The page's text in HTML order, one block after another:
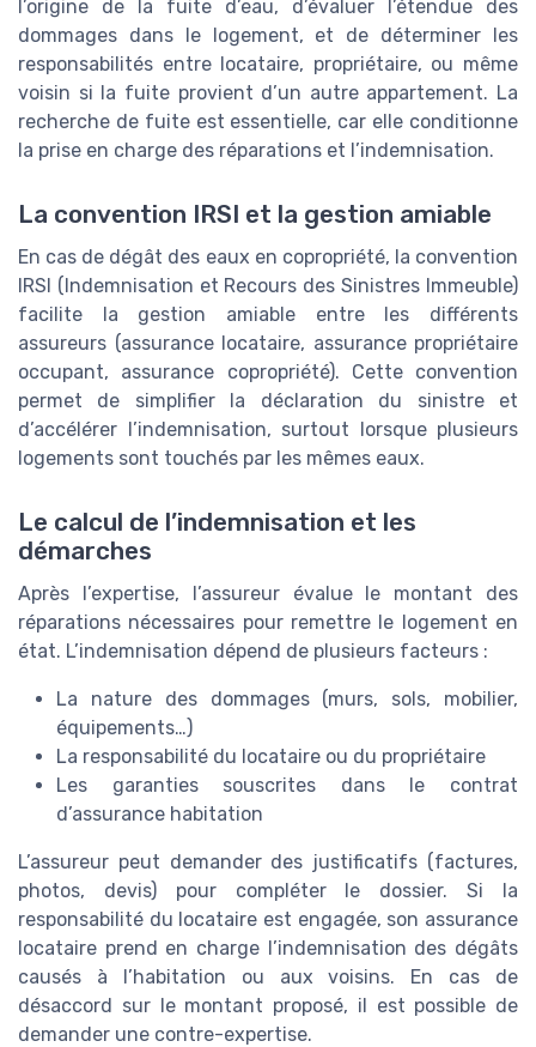
l’origine de la fuite d’eau, d’évaluer l’étendue des
dommages dans le logement, et de déterminer les
responsabilités entre locataire, propriétaire, ou même
voisin si la fuite provient d’un autre appartement. La
recherche de fuite est essentielle, car elle conditionne
la prise en charge des réparations et l’indemnisation.
La convention IRSI et la gestion amiable
En cas de dégât des eaux en copropriété, la convention
IRSI (Indemnisation et Recours des Sinistres Immeuble)
facilite la gestion amiable entre les différents
assureurs (assurance locataire, assurance propriétaire
occupant, assurance copropriété). Cette convention
permet de simplifier la déclaration du sinistre et
d’accélérer l’indemnisation, surtout lorsque plusieurs
logements sont touchés par les mêmes eaux.
Le calcul de l’indemnisation et les
démarches
Après l’expertise, l’assureur évalue le montant des
réparations nécessaires pour remettre le logement en
état. L’indemnisation dépend de plusieurs facteurs :
La nature des dommages (murs, sols, mobilier,
équipements…)
La responsabilité du locataire ou du propriétaire
Les garanties souscrites dans le contrat
d’assurance habitation
L’assureur peut demander des justificatifs (factures,
photos, devis) pour compléter le dossier. Si la
responsabilité du locataire est engagée, son assurance
locataire prend en charge l’indemnisation des dégâts
causés à l’habitation ou aux voisins. En cas de
désaccord sur le montant proposé, il est possible de
demander une contre-expertise.